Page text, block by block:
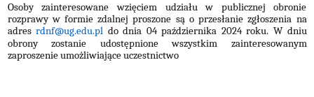
Osoby zainteresowane wzięciem udziału w publicznej obronie
rozprawy w formie zdalnej proszone są o przesłanie zgłoszenia na
adresrdnf@ug.edu.pl do dnia 04 października 2024 roku. W dniu
obrony zostanie udostępnione wszystkim zainteresowanym
zaproszenie umożliwiające uczestnictwo